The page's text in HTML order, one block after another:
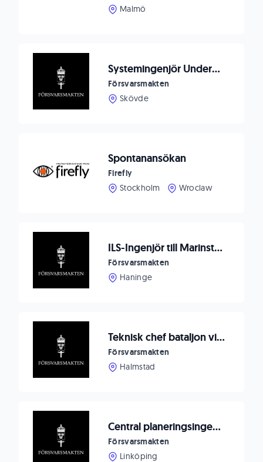
Malmö
Systemingenjör Underhållsutrustning till Försvarsmaktens logistik
Försvarsmakten
Skövde
Spontanansökan
Firefly
Stockholm
Wroclaw
ILS-Ingenjör till Marinstaben Muskö / Karlskrona
Försvarsmakten
Haninge
Teknisk chef bataljon vid FMTS i Halmstad
Försvarsmakten
Halmstad
Central planeringsingenjör HKP14
Försvarsmakten
Linköping